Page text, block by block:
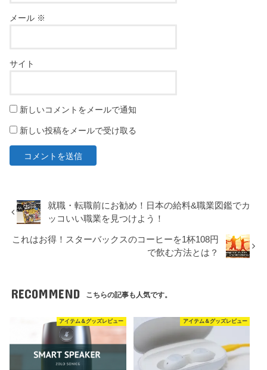
メール ※
サイト
新しいコメントをメールで通知
新しい投稿をメールで受け取る
就職・転職前にお勧め！日本の給料&職業図鑑でカ
ッコいい職業を見つけよう！
これはお得！スターバックスのコーヒーを1杯108円
で飲む方法とは？
RECOMMEND こちらの記事も人気です。
アイテム＆グッズレビュー アイテム＆グッズレビュー